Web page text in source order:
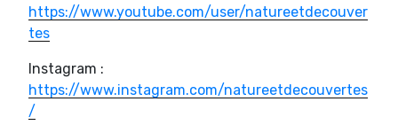
https://www.youtube.com/user/natureetdecouver
tes
Instagram :
https://www.instagram.com/natureetdecouvertes
/